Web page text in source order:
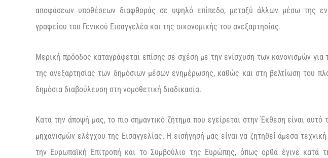
αποφάσεων υποθέσεων διαφθοράς σε υψηλό επίπεδο, μεταξύ άλλων μέσω της
γραφείου του Γενικού Εισαγγελέα και της οικονομικής του ανεξαρτησίας.
Μερική πρόοδος καταγράφεται επίσης σε σχέση με την ενίσχυση των κανονισμών για
της ανεξαρτησίας των δημόσιων μέσων ενημέρωσης, καθώς και στη βελτίωση του
δημόσια διαβούλευση στη νομοθετική διαδικασία.
Κατά την άποψή μας, το πιο σημαντικό ζήτημα που εγείρεται στην Έκθεση είναι αυτό
μηχανισμών ελέγχου της Εισαγγελίας. Η εισήγησή μας είναι να ζητηθεί άμεσα
την Ευρωπαϊκή Επιτροπή και το Συμβούλιο της Ευρώπης, όπως ορθά έγινε κατά